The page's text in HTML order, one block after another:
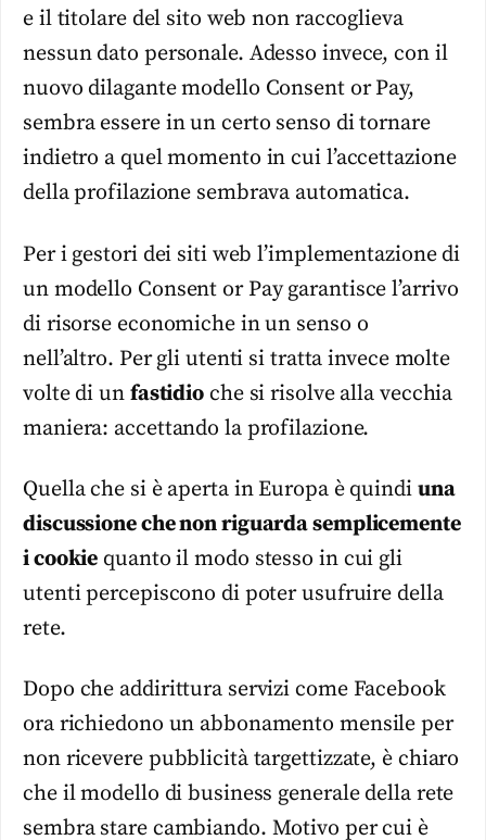
e il titolare del sito web non raccoglieva
nessun dato personale. Adesso invece, con il
nuovo dilagante modello Consent or Pay,
sembra essere in un certo senso di tornare
indietro a quel momento in cui l’accettazione
della profilazione sembrava automatica.
Per i gestori dei siti web l’implementazione di
un modello Consent or Pay garantisce l’arrivo
di risorse economiche in un senso o
nell’altro. Per gli utenti si tratta invece molte
volte di un fastidio che si risolve alla vecchia
maniera: accettando la profilazione.
Quella che si è aperta in Europa è quindi una
discussione che non riguarda semplicemente
i cookie quanto il modo stesso in cui gli
utenti percepiscono di poter usufruire della
rete.
Dopo che addirittura servizi come Facebook
ora richiedono un abbonamento mensile per
non ricevere pubblicità targettizzate, è chiaro
che il modello di business generale della rete
sembra stare cambiando. Motivo per cui è